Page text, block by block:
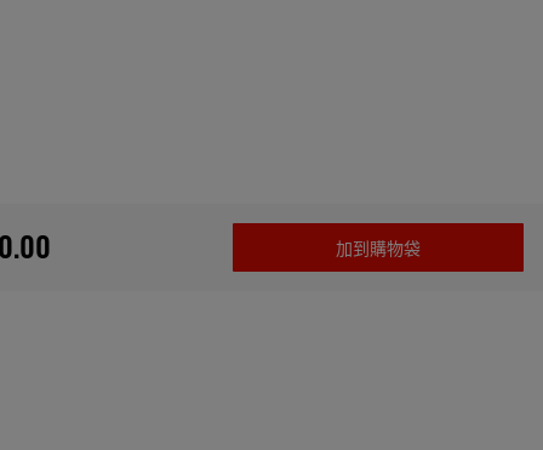
加到購物袋